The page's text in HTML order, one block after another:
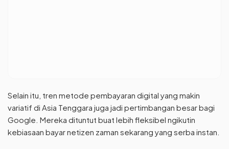
Selain itu, tren metode pembayaran digital yang makin
variatif di Asia Tenggara juga jadi pertimbangan besar bagi
Google. Mereka dituntut buat lebih fleksibel ngikutin
kebiasaan bayar netizen zaman sekarang yang serba instan.